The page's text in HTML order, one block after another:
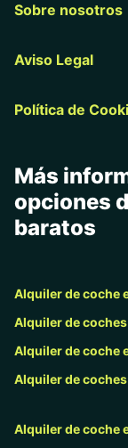
Sobre nosotros
Aviso Legal
Política de
Más
opciones
baratos
Alquiler de coche
Alquiler de
Alquiler de coche
Alquiler de
Alquiler de coche